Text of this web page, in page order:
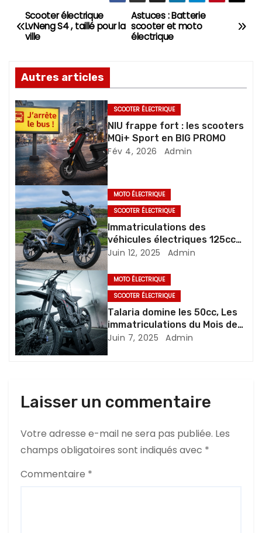
N
v
i
g
a
t
i
o
n
d
e
l
’
r
c
Astuces : Batterie
scooter et moto
électrique
Scooter électrique
LvNeng S4 , taillé pour la
ville
Autres articles
SCOOTER ÉLECTRIQUE
NIU frappe fort : les scooters
MQi+ Sport en BIG PROMO
Fév 4, 2026 Admin
MOTO ÉLECTRIQUE
SCOOTER ÉLECTRIQUE
Immatriculations des
véhicules électriques 125cc
en mai 2025
Juin 12, 2025 Admin
MOTO ÉLECTRIQUE
SCOOTER ÉLECTRIQUE
Talaria domine les 50cc, Les
immatriculations du Mois de
Mai 2025
Juin 7, 2025 Admin
Laisser un commentaire
Votre adresse e-mail ne sera pas publiée. Les
champs obligatoires sont indiqués avec *
Commentaire *